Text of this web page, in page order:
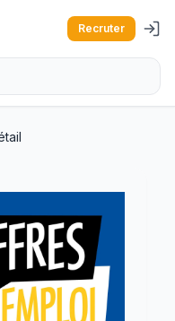
Recruter